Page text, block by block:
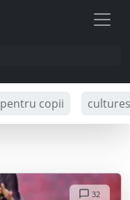
pentru copii
32